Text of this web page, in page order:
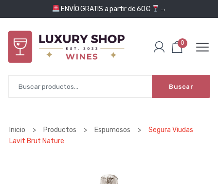
Saltar al contenidoENVÍO GRATIS a partir de 60€ →
Buscar
0
Inicio > Productos > Espumosos >
Segura Viudas
Lavit Brut Nature